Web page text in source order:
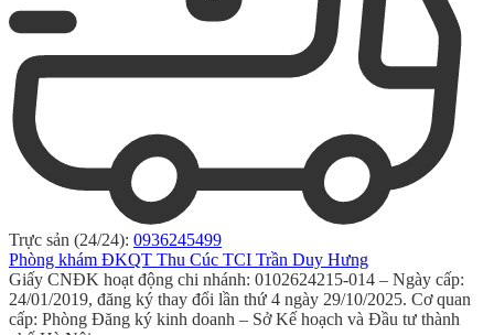
Trực sản (24/24): 0936245499
Phòng khám ĐKQT Thu Cúc TCI Trần Duy Hưng
Giấy CNĐK hoạt động chi nhánh: 0102624215-014 – Ngày cấp:
24/01/2019, đăng ký thay đổi lần thứ 4 ngày 29/10/2025. Cơ quan
cấp: Phòng Đăng ký kinh doanh – Sở Kế hoạch và Đầu tư thành